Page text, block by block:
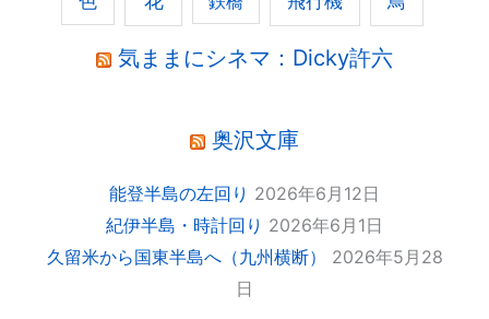
気ままにシネマ：Dicky許六
奥沢文庫
能登半島の左回り 2026年6月12日
紀伊半島・時計回り 2026年6月1日
久留米から国東半島へ（九州横断）
2026年5月28
日